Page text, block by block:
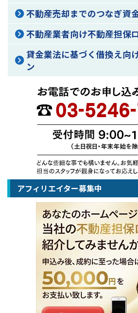
不動産売却までのつなぎ資
不動産業者向け不動産担保
貸金業法に基づく借換え向
ン
アフィリエイター募集中